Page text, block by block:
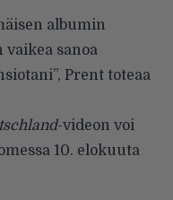
albumin
vaikea sanoa
Prent toteaa
-videon voi
10. elokuuta